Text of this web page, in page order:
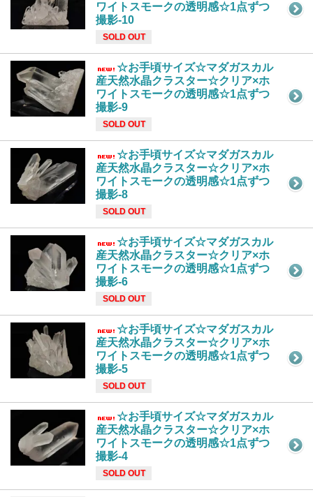
ワイトスモークの透明感☆1点ずつ
撮影-10
SOLD OUT
☆お手頃サイズ☆マダガスカル
産天然水晶クラスター☆クリア×ホ
ワイトスモークの透明感☆1点ずつ
撮影-9
SOLD OUT
☆お手頃サイズ☆マダガスカル
産天然水晶クラスター☆クリア×ホ
ワイトスモークの透明感☆1点ずつ
撮影-8
SOLD OUT
☆お手頃サイズ☆マダガスカル
産天然水晶クラスター☆クリア×ホ
ワイトスモークの透明感☆1点ずつ
撮影-6
SOLD OUT
☆お手頃サイズ☆マダガスカル
産天然水晶クラスター☆クリア×ホ
ワイトスモークの透明感☆1点ずつ
撮影-5
SOLD OUT
☆お手頃サイズ☆マダガスカル
産天然水晶クラスター☆クリア×ホ
ワイトスモークの透明感☆1点ずつ
撮影-4
SOLD OUT